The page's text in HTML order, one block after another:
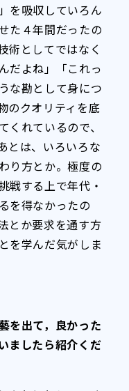
を吸収していろん
た４年間だったの
術としてではなく
だよね」「これっ
な勘として身につ
のクオリティを底
れているので、
とは、いろいろな
り方とか。極度の
戦する上で年代・
を得なかったの
とか要求を通す方
を学んだ気がしま
を出て，良かった
ましたら紹介くだ